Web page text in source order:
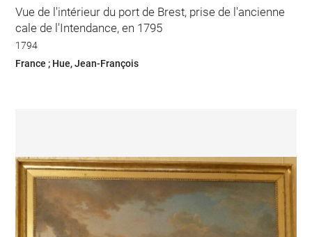
Vue de l'intérieur du port de Brest, prise de l'ancienne
cale de l'Intendance, en 1795
1794
France ; Hue, Jean-François